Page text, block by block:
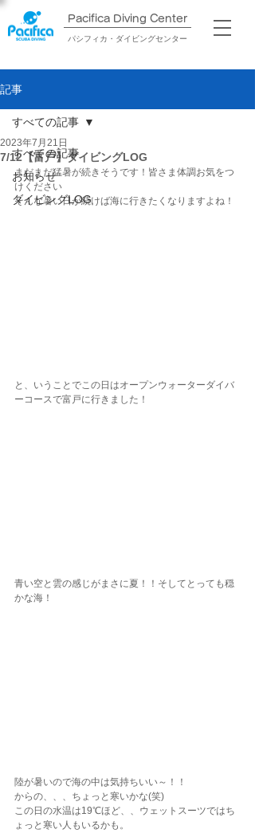
Pacifica Diving Center​
パシフィカ・ダイビングセンター
記事
すべての記事
お知らせ
ダイビングLOG
すべての記事
7/12【富戸】ダイビングLOG
2023年7月21日
まだまだ猛暑が続きそうです！皆さま体調お気をつ
けください
そんな暑い日が続けば海に行きたくなりますよね！
と、いうことでこの日はオープンウォーターダイバ
ーコースで富戸に行きました！
青い空と雲の感じがまさに夏！！そしてとっても穏
かな海！
陸が暑いので海の中は気持ちいい～！！
からの、、、ちょっと寒いかな(笑)
この日の水温は19℃ほど、、ウェットスーツではち
ょっと寒い人もいるかも。